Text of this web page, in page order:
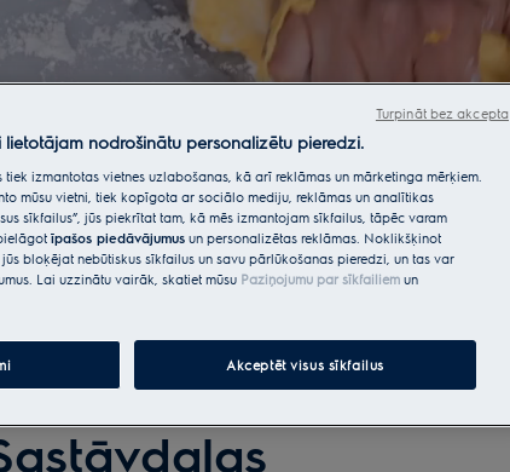
lietotājam nodrošinātu personalizētu pieredzi.
izmantotas vietnes uzlabošanas, kā arī reklāmas un mārketinga mērķiem.
mūsu vietni, tiek kopīgota ar sociālo mediju, reklāmas un analītikas
sīkfailus”, jūs piekrītat tam, kā mēs izmantojam sīkfailus, tāpēc varam
īpašos piedāvājumus un personalizētas reklāmas. Noklikšķinot
bloķējat nebūtiskus sīkfailus un savu pārlūkošanas pieredzi, un tas var
Lai uzzinātu vairāk, skatiet mūsu Paziņojumu par sīkfailiem un
Akceptēt visus sīkfailus
Turpināt bez akcepta